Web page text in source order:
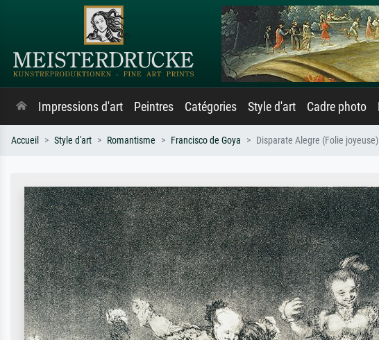
Impressions d'art Peintres Catégories Style d'art Cadre photo
Accueil Style d'art Romantisme Francisco de Goya Disparate Alegre (Folie joyeuse)